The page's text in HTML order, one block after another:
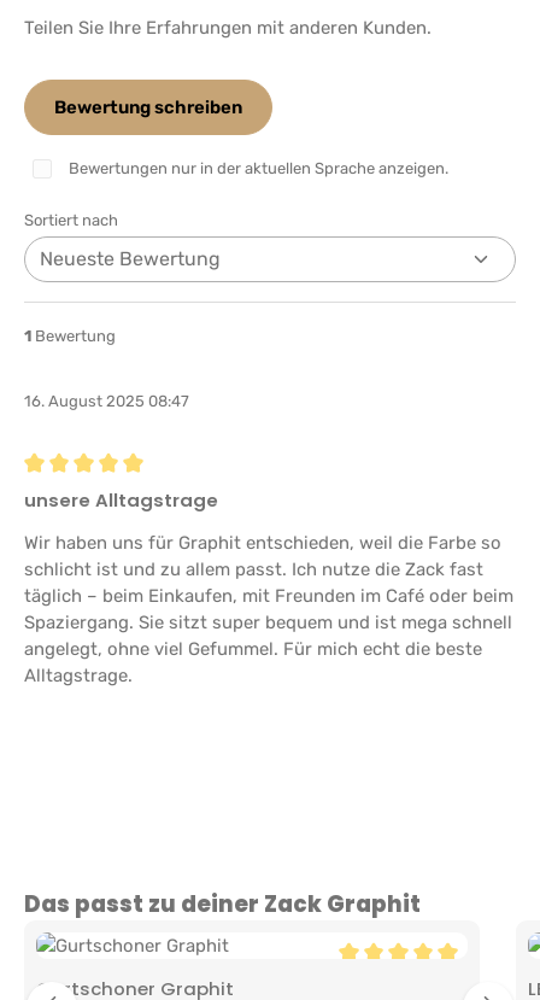
Teilen Sie Ihre Erfahrungen mit anderen Kunden.
Bewertung schreiben
Bewertungen nur in der aktuellen Sprache anzeigen.
Sortiert nach
1 Bewertung
16. August 2025 08:47
Bewertung mit 5 von 5 Sternen
unsere Alltagstrage
Wir haben uns für Graphit entschieden, weil die Farbe so
schlicht ist und zu allem passt. Ich nutze die Zack fast
täglich – beim Einkaufen, mit Freunden im Café oder beim
Spaziergang. Sie sitzt super bequem und ist mega schnell
angelegt, ohne viel Gefummel. Für mich echt die beste
Alltagstrage.
Produktgalerie überspringen
Das passt zu deiner Zack Graphit
Durchschnittliche
Gurtschoner Graphit